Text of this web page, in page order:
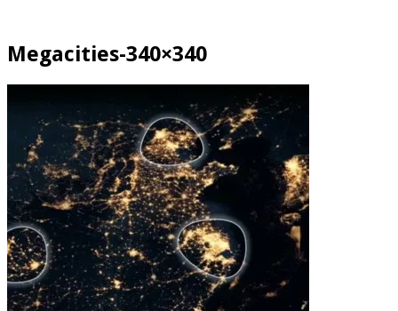
Megacities-340×340